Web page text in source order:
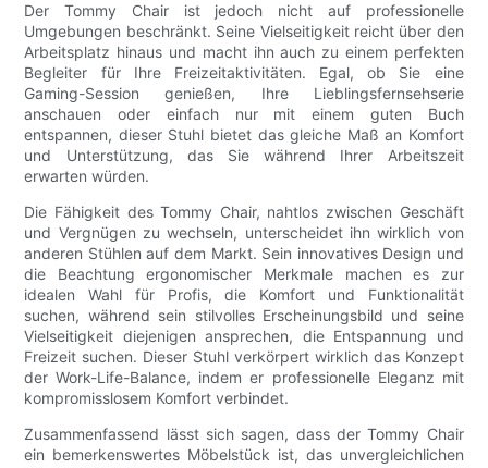
Der Tommy Chair ist jedoch nicht auf professionelle
Umgebungen beschränkt. Seine Vielseitigkeit reicht über den
Arbeitsplatz hinaus und macht ihn auch zu einem perfekten
Begleiter für Ihre Freizeitaktivitäten. Egal, ob Sie eine
Gaming-Session genießen, Ihre Lieblingsfernsehserie
anschauen oder einfach nur mit einem guten Buch
entspannen, dieser Stuhl bietet das gleiche Maß an Komfort
und Unterstützung, das Sie während Ihrer Arbeitszeit
erwarten würden.
Die Fähigkeit des Tommy Chair, nahtlos zwischen Geschäft
und Vergnügen zu wechseln, unterscheidet ihn wirklich von
anderen Stühlen auf dem Markt. Sein innovatives Design und
die Beachtung ergonomischer Merkmale machen es zur
idealen Wahl für Profis, die Komfort und Funktionalität
suchen, während sein stilvolles Erscheinungsbild und seine
Vielseitigkeit diejenigen ansprechen, die Entspannung und
Freizeit suchen. Dieser Stuhl verkörpert wirklich das Konzept
der Work-Life-Balance, indem er professionelle Eleganz mit
kompromisslosem Komfort verbindet.
Zusammenfassend lässt sich sagen, dass der Tommy Chair
ein bemerkenswertes Möbelstück ist, das unvergleichlichen